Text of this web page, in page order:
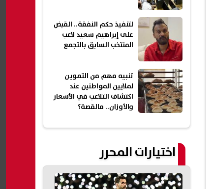
لتنفيذ حكم النفقة.. القبض
على إبراهيم سعيد لاعب
المنتخب السابق بالتجمع
تنبيه مهم من التموين
لملايين المواطنين عند
اكتشاف التلاعب في الأسعار
والأوزان.. مالقصة؟
اختيارات المحرر